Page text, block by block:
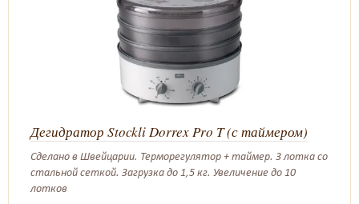
Дегидратор Stockli Dorrex Pro T (с таймером)
Сделано в Швейцарии. Терморегулятор + таймер. 3 лотка со
стальной сеткой. Загрузка до 1,5 кг. Увеличение до 10
лотков